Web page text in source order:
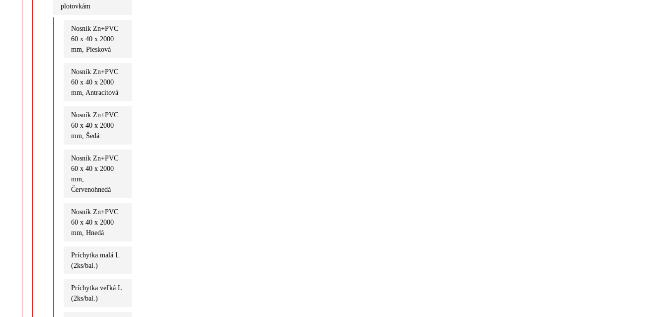
plotovkám
Nosník Zn+PVC
60 x 40 x 2000
mm, Piesková
Nosník Zn+PVC
60 x 40 x 2000
mm, Antracitová
Nosník Zn+PVC
60 x 40 x 2000
mm, Šedá
Nosník Zn+PVC
60 x 40 x 2000
mm,
Červenohnedá
Nosník Zn+PVC
60 x 40 x 2000
mm, Hnedá
Príchytka malá L
(2ks/bal.)
Príchytka veľká L
(2ks/bal.)